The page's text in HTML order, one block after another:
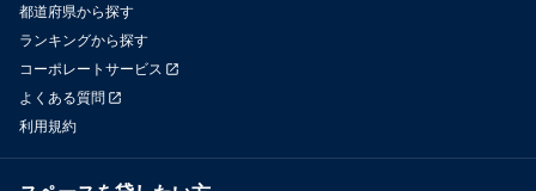
都道府県から探す
ランキングから探す
コーポレートサービス
よくある質問
利用規約